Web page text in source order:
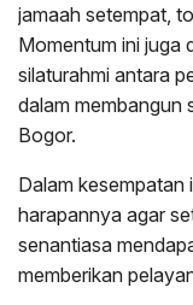
jamaah setempat,
Momentum ini juga
silaturahmi antara
dalam membangun
Bogor.
Dalam
harapannya agar
senantiasa
memberikan